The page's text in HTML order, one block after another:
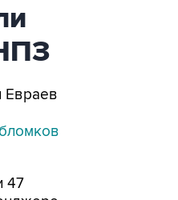
Евраев
47